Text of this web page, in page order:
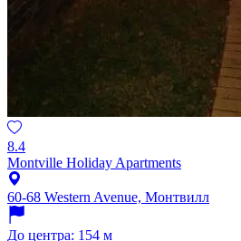
8.4
Montville Holiday Apartments
60-68 Western Avenue, Монтвилл
До центра: 154 м